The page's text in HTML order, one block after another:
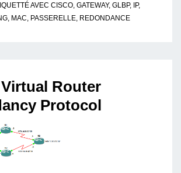
AVEC CISCO, GATEWAY, GLBP, IP,
, MAC, PASSERELLE, REDONDANCE
Router
Protocol